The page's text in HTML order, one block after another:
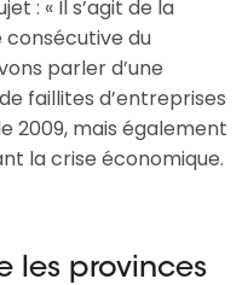
: « Il s’agit de la
du
parler d’une
faillites d’entreprises
2009, mais également
la crise économique.
les provinces